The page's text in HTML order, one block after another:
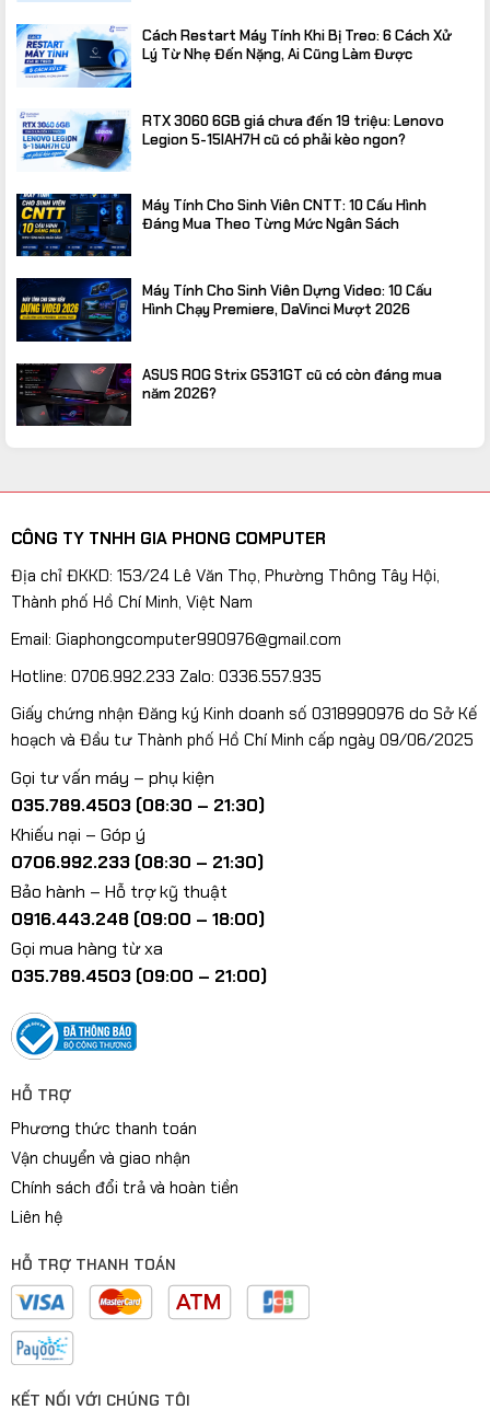
Cách Restart Máy Tính Khi Bị Treo: 6 Cách Xử
Lý Từ Nhẹ Đến Nặng, Ai Cũng Làm Được
RTX 3060 6GB giá chưa đến 19 triệu: Lenovo
Legion 5-15IAH7H cũ có phải kèo ngon?
Máy Tính Cho Sinh Viên CNTT: 10 Cấu Hình
Đáng Mua Theo Từng Mức Ngân Sách
Máy Tính Cho Sinh Viên Dựng Video: 10 Cấu
Hình Chạy Premiere, DaVinci Mượt 2026
ASUS ROG Strix G531GT cũ có còn đáng mua
năm 2026?
CÔNG TY TNHH GIA PHONG COMPUTER
Địa chỉ ĐKKD: 153/24 Lê Văn Thọ, Phường Thông Tây Hội,
Thành phố Hồ Chí Minh, Việt Nam
Email: Giaphongcomputer990976@gmail.com
Hotline: 0706.992.233 Zalo: 0336.557.935
Giấy chứng nhận Đăng ký Kinh doanh số 0318990976 do Sở Kế
hoạch và Đầu tư Thành phố Hồ Chí Minh cấp ngày 09/06/2025
Gọi tư vấn máy – phụ kiện
035.789.4503 (08:30 – 21:30)
Khiếu nại – Góp ý
0706.992.233 (08:30 – 21:30)
Bảo hành – Hỗ trợ kỹ thuật
0916.443.248 (09:00 – 18:00)
Gọi mua hàng từ xa
035.789.4503 (09:00 – 21:00)
HỖ TRỢ
Phương thức thanh toán
Vận chuyển và giao nhận
Chính sách đổi trả và hoàn tiền
Liên hệ
HỖ TRỢ THANH TOÁN
KẾT NỐI VỚI CHÚNG TÔI